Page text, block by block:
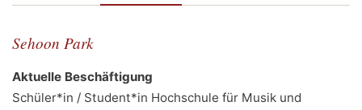
Sehoon Park
Aktuelle Beschäftigung
Schüler*in / Student*in Hochschule für Musik und